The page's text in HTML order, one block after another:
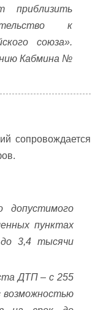
приблизить
к
союза».
Кабмина №
сопровождается
допустимого
пунктах
3,4 тысячи
ДТП – с 255
возможностью